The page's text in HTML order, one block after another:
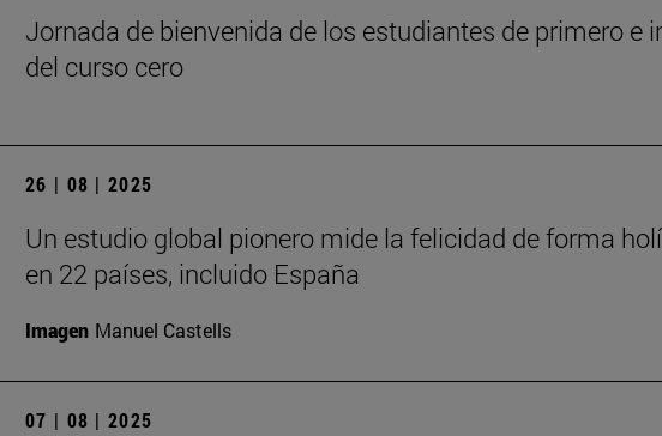
Jornada de bienvenida de los estudiantes de primero e
del curso cero
26 | 08 | 2025
Un estudio global pionero mide la felicidad de forma
en 22 países, incluido España
Imagen Manuel Castells
07 | 08 | 2025